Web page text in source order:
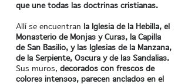
que une todas las doctrinas cristianas.
Allí se encuentran la Iglesia de la Hebilla, el
Monasterio de Monjas y Curas, la Capilla
de San Basilio, y las Iglesias de la Manzana,
de la Serpiente, Oscura y de las Sandalias.
Sus muros, decorados con frescos de
colores intensos, parecen anclados en el